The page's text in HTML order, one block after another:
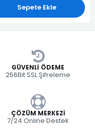
Sepete Ekle
GÜVENLI ÖDEME
256Bit SSL Şifreleme
ÇÖZÜM MERKEZI
7/24 Online Destek